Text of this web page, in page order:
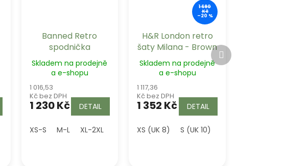
L (UK 14) XL (UK 16)
Banned Retro
spodnička
Lifeforms bílá
dlouhá
Skladem na prodejně
a e-shopu
1 016,53
Kč bez DPH
1 230 Kč DETAIL
XS-S M-L XL-2XL 3XL (UK 20) 4XL (UK 22)
1 690
Kč
–20 %
H&R London retro
šaty Milana - Brown
Skladem na prodejně
a e-shopu
1 117,36
Kč bez DPH
1 352 Kč DETAIL
XS (UK 8) S (UK 10)
Další
produkt